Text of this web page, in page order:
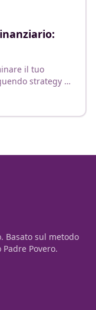
il tuo
strategy e
Basato sul metodo
Povero.